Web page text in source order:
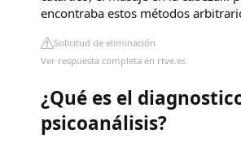
encontraba estos métodos
Solicitud de eliminación
Ver respuesta completa en rtve.es
¿Qué es el
psicoanálisis?